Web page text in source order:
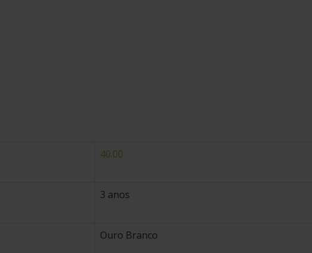
40.00
3 anos
Ouro Branco